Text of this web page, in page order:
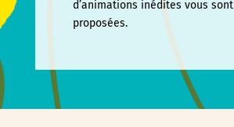
d’animations inédites vous sont
proposées.